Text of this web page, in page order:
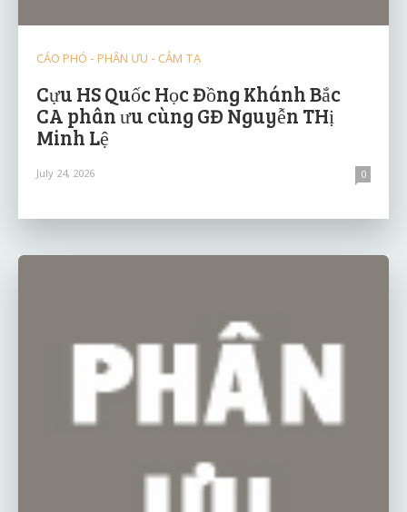
CÁO PHÓ - PHÂN ƯU - CẢM TẠ
Cựu HS Quốc Học Đồng Khánh Bắc
CA phân ưu cùng GĐ Nguyễn THị
Minh Lệ
July 24, 2026 0